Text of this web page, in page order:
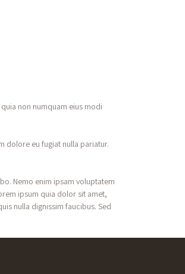
non numquam eius modi
dolore eu fugiat nulla pariatur.
Nemo enim ipsam voluptatem
ipsum quia dolor sit amet,
nulla dignissim faucibus. Sed